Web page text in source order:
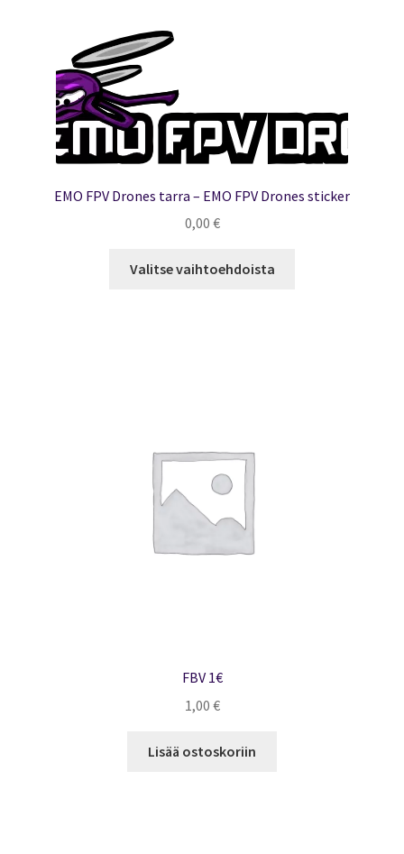
EMO FPV Drones tarra – EMO FPV Drones sticker
0,00 €
Valitse vaihtoehdoista
FBV 1€
1,00 €
Lisää ostoskoriin